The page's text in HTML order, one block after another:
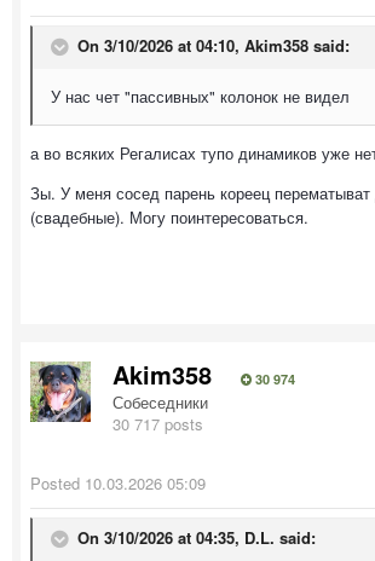
On 3/10/2026 at 04:10, Akim358 said:
У нас чет "пассивных" колонок не видел
а во всяких Регалисах тупо динамиков уже
Зы. У меня сосед парень кореец
(свадебные). Могу поинтересоваться.
Akim358 30 974
Собеседники
30 717 posts
Posted 10.03.2026 05:09
On 3/10/2026 at 04:35, D.L. said: